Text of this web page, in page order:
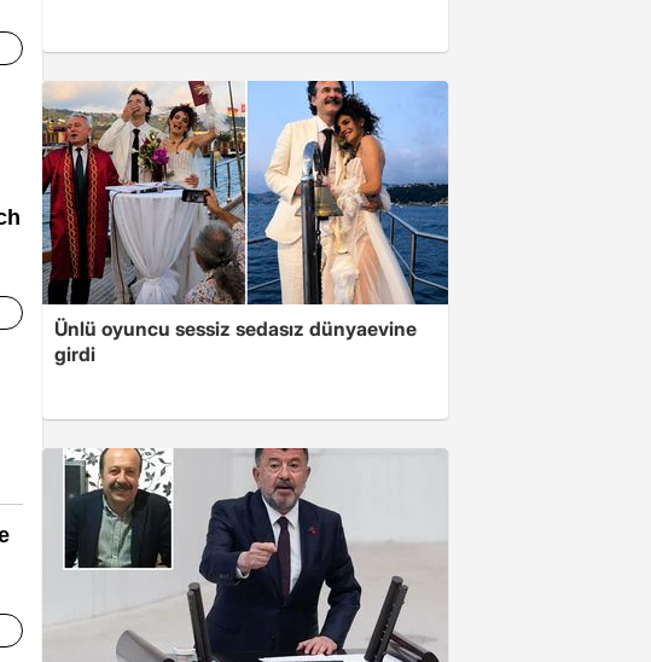
Ünlü oyuncu sessiz sedasız dünyaevine
girdi